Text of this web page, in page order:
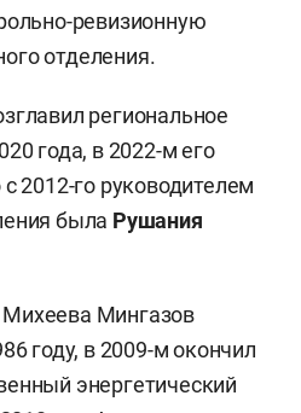
ревизионную
отделения.
региональное
года, в 2022-м его
2012-го руководителем
была Рушания
Мингазов
году, в 2009-м окончил
энергетический